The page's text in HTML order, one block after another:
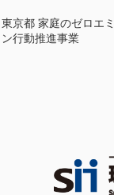
東京都 家庭のゼロエ
ン行動推進事業